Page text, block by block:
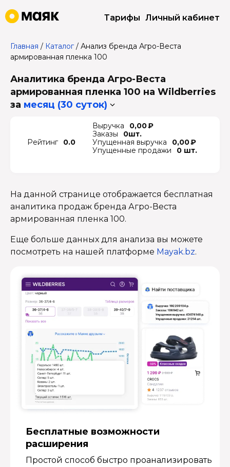
Тарифы Личный кабинет
Главная / Каталог/ Анализ бренда Агро-Веста
армированная пленка 100
Аналитика бренда Агро-Веста
армированная пленка 100 на Wildberries
за месяц (30 суток)
Рейтинг 0.0
Выручка
0,00 ₽
Заказы
0шт.
Упущенная выручка
0,00 ₽
Упущенные продажи
0 шт.
На данной странице отображается бесплатная
аналитика продаж бренда Агро-Веста
армированная пленка 100.
Еще больше данных для анализа вы можете
посмотреть на нашей платформе Mayak.bz.
Бесплатные возмож­ности
расширения
Простой способ быстро проанализировать